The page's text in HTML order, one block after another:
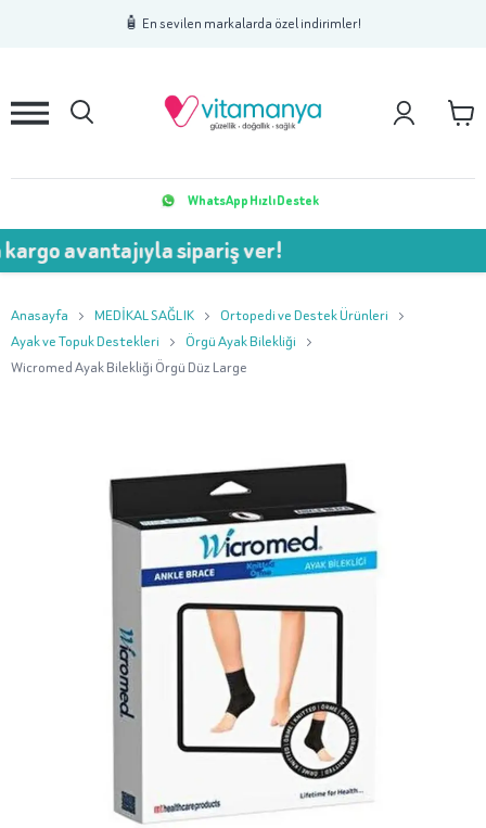
🧴 En sevilen markalarda özel indirimler!
2 3
WhatsApp Hızlı Destek
sipariş ver!
Anasayfa MEDİKAL SAĞLIK
Ortopedi ve Destek Ürünleri
Ayak ve Topuk Destekleri
Örgü Ayak Bilekliği
Wicromed Ayak Bilekliği Örgü Düz Large